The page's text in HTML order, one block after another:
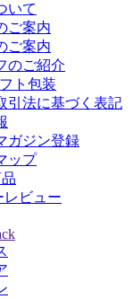
いて
ご案内
ご案内
のご紹介
ト包装
引法に基づく表記
ガジン登録
ップ
レビュー